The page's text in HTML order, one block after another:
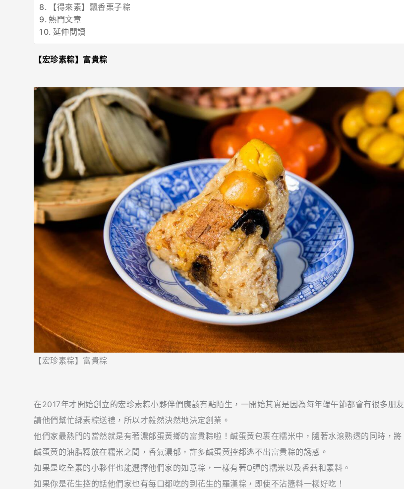
【得來素】飄香栗子粽
熱門文章
延伸閱讀
【宏珍素粽】富貴粽
【宏珍素粽】富貴粽
在2017年才開始創立的宏珍素粽小夥伴們應該有點陌生，一開始其實是因為每年端午節都會有很多朋友
請他們幫忙綁素粽送禮，所以才毅然決然地決定創業。
他們家最熱門的當然就是有著濃郁蛋黃鄉的富貴粽啦！鹹蛋黃包裹在糯米中，隨著水滾熟透的同時，將
鹹蛋黃的油脂釋放在糯米之間，香氣濃郁，許多鹹蛋黃控都逃不出富貴粽的誘惑。
如果是吃全素的小夥伴也能選擇他們家的如意粽，一樣有著Q彈的糯米以及香菇和素料。
如果你是花生控的話他們家也有每口都吃的到花生的羅漢粽，即使不沾醬料一樣好吃！